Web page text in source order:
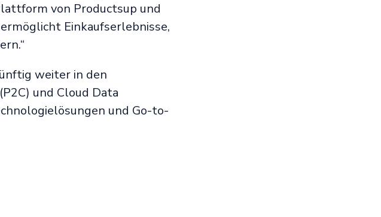
von Productsup und
Einkaufserlebnisse,
weiter in den
und Cloud Data
und Go-to-